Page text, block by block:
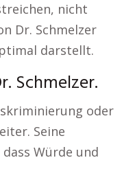
nicht
Dr. Schmelzer
darstellt.
Schmelzer.
oder
Seine
Würde und